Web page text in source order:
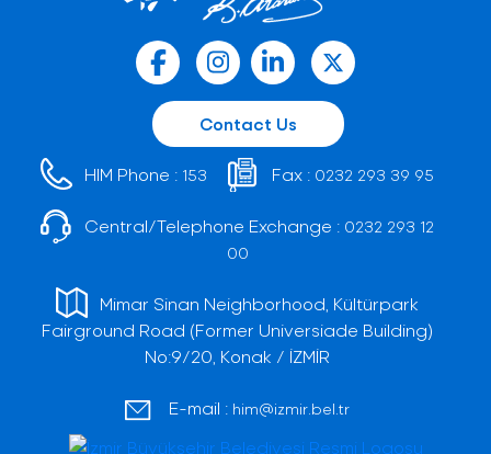
Contact Us
HIM Phone : 153 Fax : 0232 293 39 95
Central/Telephone Exchange : 0232 293 12
00
Mimar Sinan Neighborhood, Kültürpark
Fairground Road (Former Universiade Building)
No:9/20, Konak / İZMİR
E-mail : him@izmir.bel.tr